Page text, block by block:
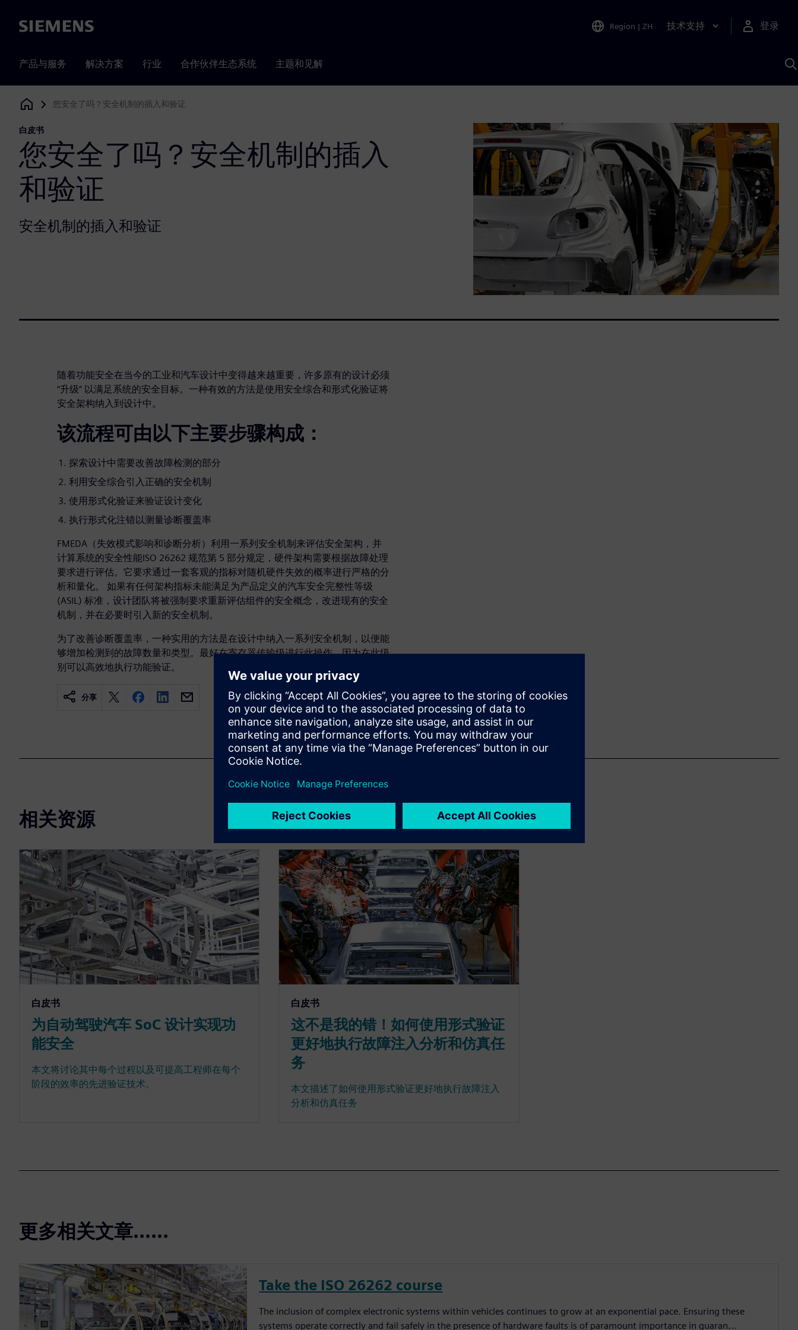
Siemens Region | ZH 技术支持 登录
产品与服务 解决方案 行业 合作伙伴生态系统 主题和见解
Siemens Digital Industries Software
您安全了吗？安全机制的插入和验证
白皮书
您安全了吗？安全机制的插入
和验证
安全机制的插入和验证
随着功能安全在当今的工业和汽车设计中变得越来越重要，许多原有的设计必须
“升级” 以满足系统的安全目标。一种有效的方法是使用安全综合和形式化验证将
安全架构纳入到设计中。
该流程可由以下主要步骤构成：
探索设计中需要改善故障检测的部分
利用安全综合引入正确的安全机制
使用形式化验证来验证设计变化
执行形式化注错以测量诊断覆盖率
FMEDA（失效模式影响和诊断分析）利用一系列安全机制来评估安全架构，并
计算系统的安全性能ISO 26262 规范第 5 部分规定，硬件架构需要根据故障处理
要求进行评估。它要求通过一套客观的指标对随机硬件失效的概率进行严格的分
析和量化。 如果有任何架构指标未能满足为产品定义的汽车安全完整性等级
(ASIL) 标准，设计团队将被强制要求重新评估组件的安全概念，改进现有的安全
机制，并在必要时引入新的安全机制。
为了改善诊断覆盖率，一种实用的方法是在设计中纳入一系列安全机制，以便能
够增加检测到的故障数量和类型。最好在寄存器传输级进行此操作，因为在此级
别可以高效地执行功能验证。
分享
相关资源
白皮书
为自动驾驶汽车 SoC 设计实现功
能安全
本文将讨论其中每个过程以及可提高工程师在每个
阶段的效率的先进验证技术。
白皮书
这不是我的错！如何使用形式验证
更好地执行故障注入分析和仿真任
务
本文描述了如何使用形式验证更好地执行故障注入
分析和仿真任务
更多相关文章......
Take the ISO 26262 course
The inclusion of complex electronic systems within vehicles continues to grow at an exponential pace. Ensuring these
systems operate correctly and fail safely in the presence of hardware faults is of paramount importance in guaran...